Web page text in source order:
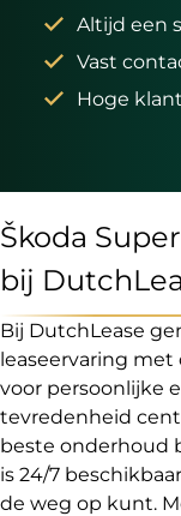
Škoda
bij
Bij DutchLease
leaseervaring met
voor persoonlijke
tevredenheid
beste onderhoud
is 24/7
de weg op kunt.
Altijd een
Vast
Hoge